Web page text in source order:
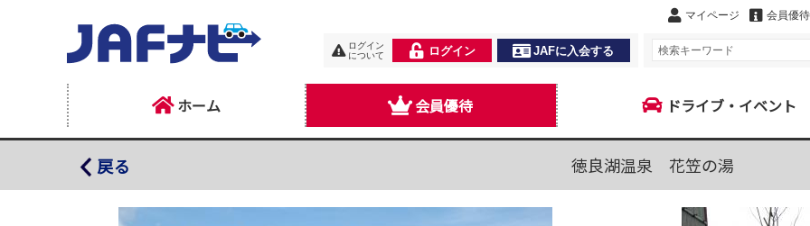
マイページ 会員優
ログイン
について
ログイン JAFに入会する
ホーム 会員優待 ドライブ・イベント
戻る 徳良湖温泉 花笠の湯
徳良湖温泉 花笠の湯